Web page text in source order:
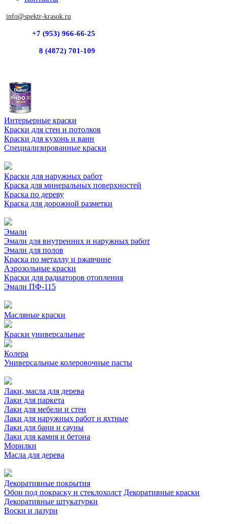
info@spektr-krasok.ru
+7 (953) 966-66-25
8 (4872) 701-109
Интерьерные краски
Краски для стен и потолков
Краски для кухонь и ванн
Специализированные краски
Краски для наружных работ
Краска для минеральных поверхностей
Краска по дереву
Краска для дорожной разметки
Эмали
Эмали для внутренних и наружных работ
Эмали для полов
Краска по металлу и ржавчине
Аэрозольные краски
Краски для радиаторов отопления
Эмали ПФ-115
Масляные краски
Краски универсальные
Колера
Универсальные колеровочные пасты
Лаки, масла для дерева
Лаки для паркета
Лаки для мебели и стен
Лаки для наружных работ и яхтные
Лаки для бани и сауны
Лаки для камня и бетона
Морилки
Масла для дерева
Декоративные покрытия
Обои под покраску и стеклохолст Декоративные краски
Декоративные штукатурки
Воски и лазури